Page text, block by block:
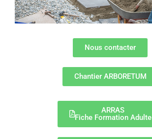
Nous contacter
Chantier ARBORETUM
ARRAS
Fiche Formation Adulte